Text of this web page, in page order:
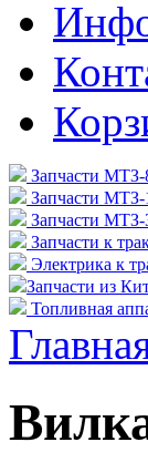
Запчасти МТЗ-
Запчасти МТЗ-
Запчасти МТЗ-
Запчасти к
Электрика к
Запчасти из
Топливная